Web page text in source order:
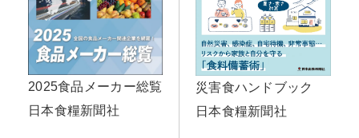
2025食品メーカー総覧
日本食糧新聞社
災害食ハンドブック
日本食糧新聞社